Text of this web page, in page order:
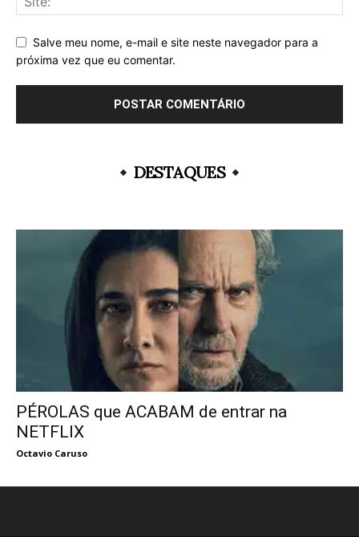
Salve meu nome, e-mail e site neste navegador para a
próxima vez que eu comentar.
DESTAQUES
PÉROLAS que ACABAM de entrar na
NETFLIX
Octavio Caruso